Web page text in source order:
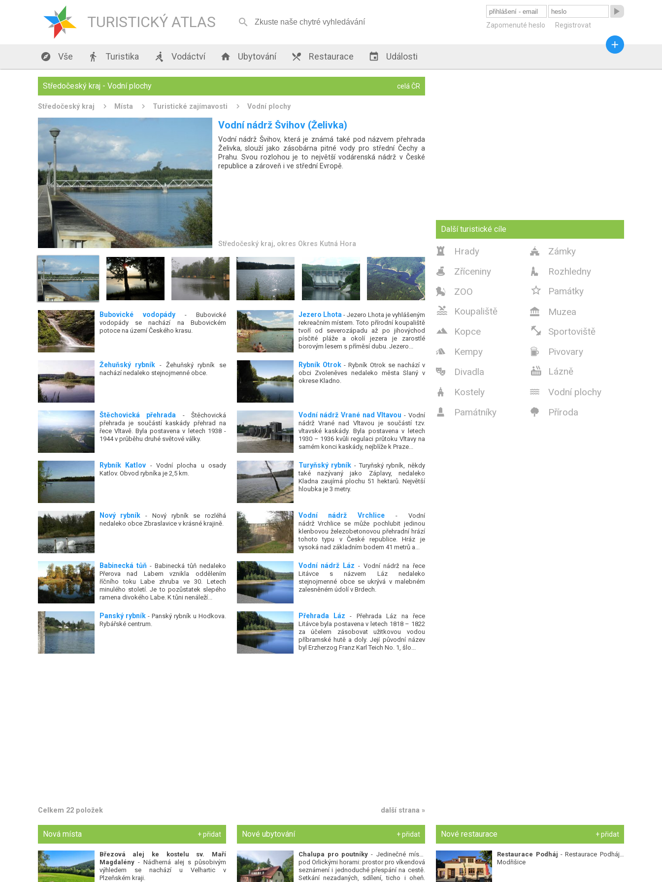
TURISTICKÝ ATLAS 

Zapomenuté heslo Registrovat
 Vše  Turistika  Vodáctví  Ubytování  Restaurace  Události

Středočeský kraj - Vodní plochy celá ČR
Středočeský kraj Místa Turistické zajímavosti Vodní plochy
Bucký rybník (Bucek)
Bucký rybník (známý též jako rybník Bucek) je významným
rekreačním místem. Tato vodní plocha nedaleko obce Třtice je v
letních měsících cílem mnoha výletníků a chatařů, slouží jako
přírodní koupaliště s travnatými břehy a provozují se tu vodní
Středočeský kraj, okres Okres Rakovník
Jezero Lhota- Jezero Lhota je vyhlášeným
rekreačním místem. Toto přírodní koupaliště
tvoří od severozápadu až po jihovýchod
písčité pláže a okolí jezera je zarostlé
borovým lesem s příměsí dubu. Jezero...
Bubovické vodopády- Bubovické
vodopády se nachází na Bubovickém
potoce na území Českého krasu.
Rybník Otrok- Rybník Otrok se nachází v
obci Zvoleněves nedaleko města Slaný v
okrese Kladno.
Žehuňský rybník - Žehuňský rybník se
nachází nedaleko stejnojmenné obce.
Vodní nádrž Vrané nad Vltavou - Vodní
nádrž Vrané nad Vltavou je součástí tzv.
vltavské kaskády. Byla postavena v letech
1930 – 1936 kvůli regulaci průtoku Vltavy na
samém konci kaskády, nejblíže k Praze...
Štěchovická přehrada - Štěchovická
přehrada je součástí kaskády přehrad na
řece Vltavě. Byla postavena v letech 1938 -
1944 v průběhu druhé světové války.
Turyňský rybník - Turyňský rybník, někdy
také nazývaný jako Záplavy, nedaleko
Kladna zaujímá plochu 51 hektarů. Největší
hloubka je 3 metry.
Rybník Katlov - Vodní plocha u osady
Katlov. Obvod rybníka je 2,5 km.
Vodní nádrž Vrchlice - Vodní
nádrž Vrchlice se může pochlubit jedinou
klenbovou železobetonovou přehradní hrází
tohoto typu v České republice. Hráz je
vysoká nad základním bodem 41 metrů a...
Nový rybník - Nový rybník se rozléhá
nedaleko obce Zbraslavice v krásné krajině.
Vodní nádrž Láz - Vodní nádrž na řece
Litávce s názvem Láz nedaleko
stejnojmenné obce se ukrývá v malebném
zalesněném údolí v Brdech.
Babinecká tůň- Babinecká tůň nedaleko
Přerova nad Labem vznikla oddělením
říčního toku Labe zhruba ve 30. Letech
minulého století. Je to pozůstatek slepého
ramena divokého Labe. K tůni nenáleží...
Přehrada Láz - Přehrada Láz na řece
Litávce byla postavena v letech 1818 – 1822
za účelem zásobovat užitkovou vodou
příbramské hutě a doly. Její původní název
byl Erzherzog Franz Karl Teich No. 1, šlo...
Panský rybník- Panský rybník u Hodkova.
Rybářské centrum.
Celkem 22 položek další strana »
Další turistické cíle
 Hrady  Zámky
 Zříceniny  Rozhledny
 ZOO  Památky
 Koupaliště  Muzea
 Kopce  Sportoviště
 Kempy  Pivovary
 Divadla  Lázně
 Kostely  Vodní plochy
 Památníky  Příroda
Nová místa + přidat
Březová alej ke kostelu sv. Maří
Magdalény- Nádherná alej s působivým
výhledem se nachází u Velhartic v
Plzeňském kraji.
Nové ubytování + přidat
Chalupa pro poutníky - Jedinečné místo
pod Orlickými horami: prostor pro víkendová
seznámení i jednoduché přespání na cestě.
Setkání nezadaných, sdílení, ticho i oheň.
Nové restaurace + přidat
Restaurace Podháj - Restaurace Podháj -
Modřišice